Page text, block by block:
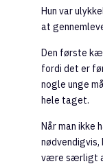
Hun var
at
Den første
fordi det er
nogle unge
hele taget.
Når man ikke
nødvendigvis,
være særligt